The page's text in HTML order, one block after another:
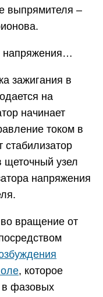
выпрямителя –
напряжения…
зажигания в
на
начинает
током в
стабилизатор
щеточный узел
напряжения
вращение от
, которое
в фазовых